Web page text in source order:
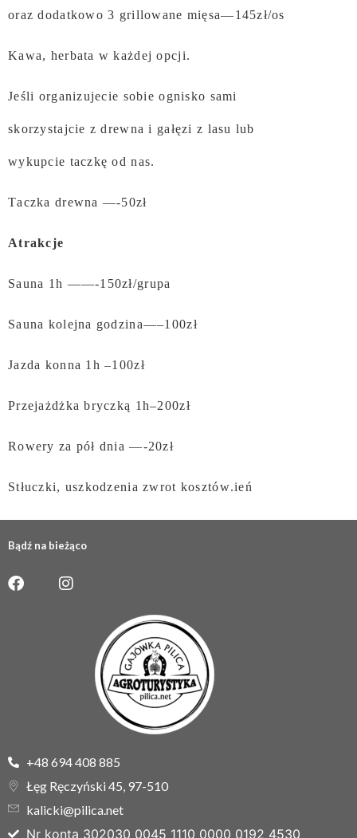
orazdodatkowo 3 grillowane mięsa—145zł/os
Kawa, herbata w każdej opcji.
Jeśli organizujecie sobie ognisko sami
skorzystajcie z drewna i gałęzi z lasu lub
wykupcie taczkę od nas.
Taczka drewna —-50zł
Atrakcje
Sauna 1h ——-150zł/grupa
Sauna kolejna godzina—–100zł
Jazda konna 1h –100zł
Przejażdżka bryczką 1h–200zł
Rowery za pół dnia —-20zł
Stłuczki, uszkodzenia zwrot kosztów.ień
Bądź na bieżąco
+48 694 408 885
Łęg Ręczyński 45, 97-510
kalicki@pilica.net
Nr konta 302030 0045 1110 0000 0192 4530